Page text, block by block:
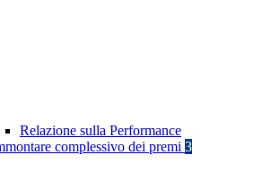
Relazione sulla Performance
complessivo dei premi 3